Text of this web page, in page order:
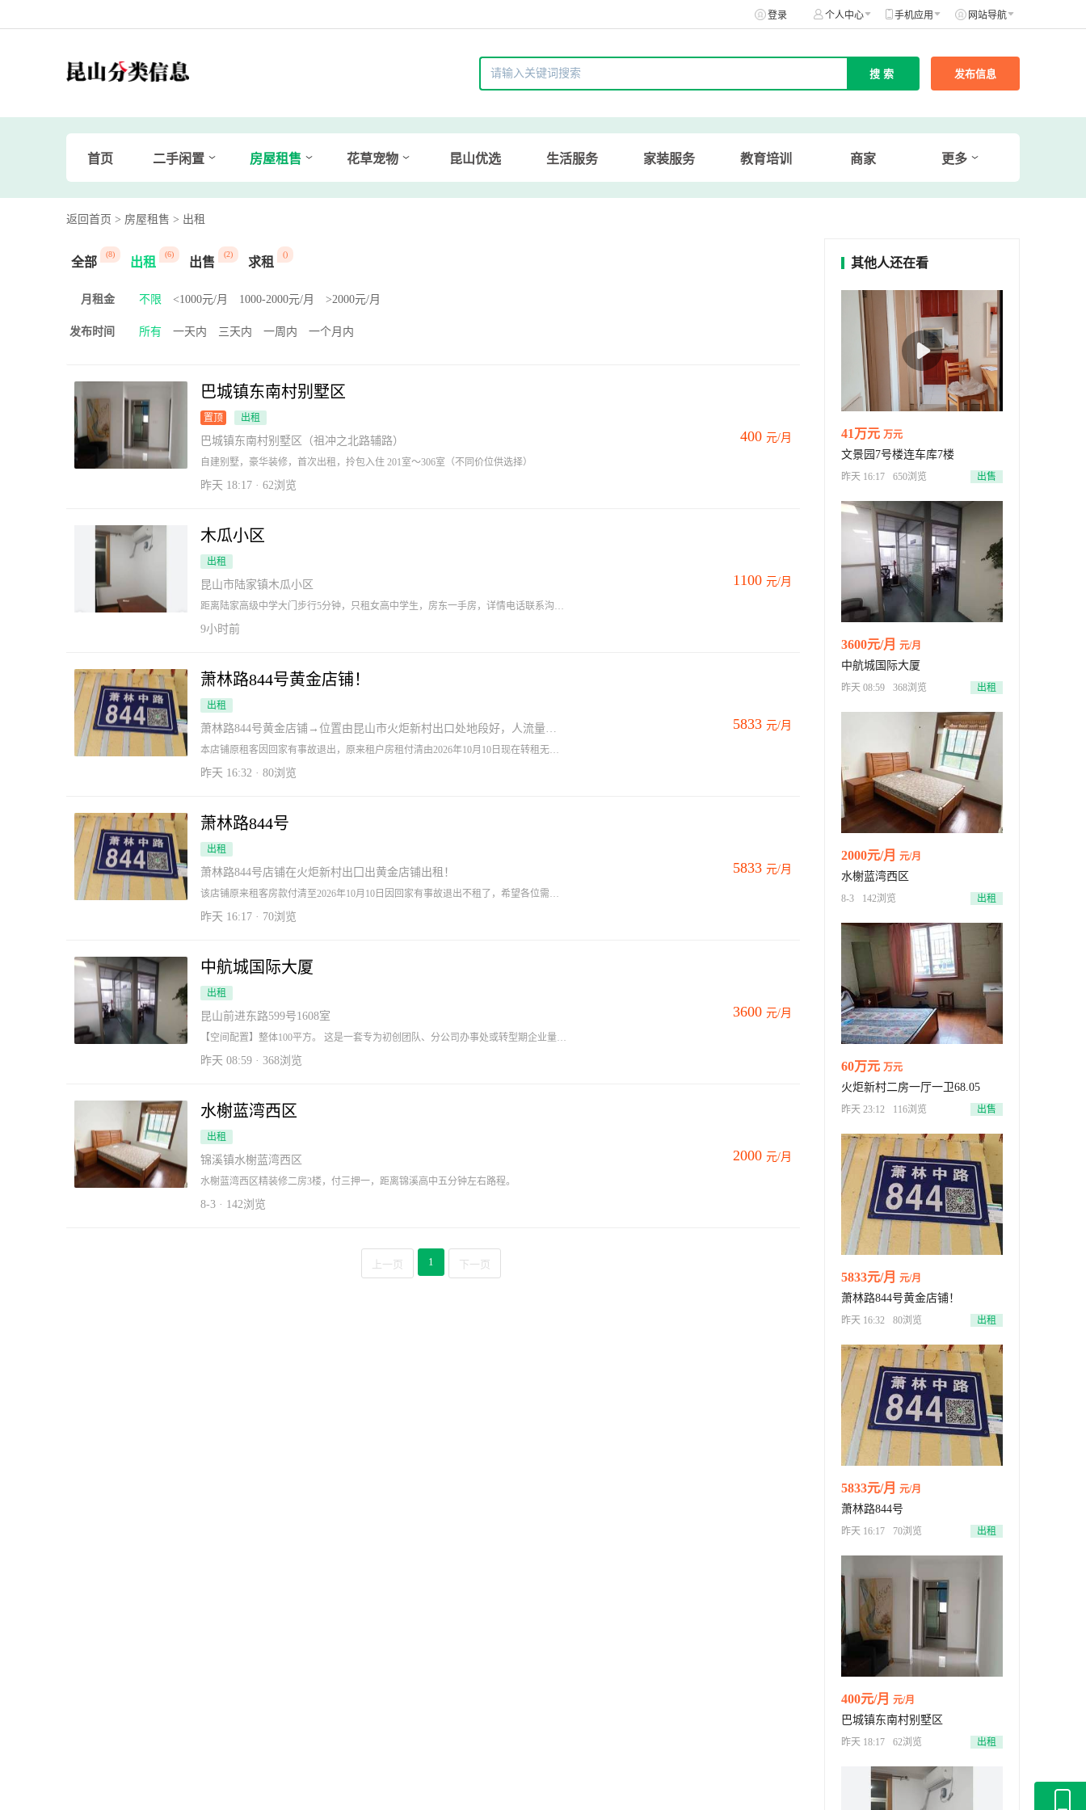
登录 个人中心 手机应用 网站导航
发布信息
首页 二手闲置 房屋租售 花草宠物 昆山优选 生活服务 家装服务 教育培训 商家 更多
返回首页 > 房屋租售 > 出租
全部
(8)
出租
(6)
出售
(2)
求租
()
月租金 不限 <1000元/月 1000-2000元/月 >2000元/月
发布时间 所有 一天内 三天内 一周内 一个月内
巴城镇东南村别墅区
置顶 出租
巴城镇东南村别墅区（祖冲之北路辅路）
自建别墅，豪华装修，首次出租，拎包入住 201室～306室（不同价位供选择）
昨天 18:17 · 62浏览
400 元/月
木瓜小区
出租
昆山市陆家镇木瓜小区
距离陆家高级中学大门步行5分钟，只租女高中学生，房东一手房，详情电话联系沟
9小时前
1100 元/月
萧林路844号黄金店铺！
出租
萧林路844号黄金店铺→位置由昆山市火炬新村出口处地段好，人流量大
希望有意向诚意与房东联系→☎️13915757623
本店铺原租客因回家有事故退出，原来租户房租付清由2026年10月10日现在转租无转
昨天 16:32 · 80浏览
5833 元/月
萧林路844号
出租
萧林路844号店铺在火炬新村出囗出黄金店铺出租！
该店铺原来租客房款付清至2026年10月10日因回家有事故退出不租了，希望各位需要
昨天 16:17 · 70浏览
5833 元/月
中航城国际大厦
出租
昆山前进东路599号1608室
【空间配置】整体100平方。 这是一套专为初创团队、分公司办事处或转型期企业量身
议室：可容纳6-8人，配备会议桌椅，满足日常例会需求。 员工开放区：规划6个标准
昨天 08:59 · 368浏览
3600 元/月
水榭蓝湾西区
出租
锦溪镇水榭蓝湾西区
水榭蓝湾西区精装修二房3楼，付三押一，距离锦溪高中五分钟左右路程。
8-3 · 142浏览
2000 元/月
上一页 1 下一页
其他人还在看
41万元 万元
文景园7号楼连车库7楼
昨天 16:17 650浏览 出售
3600元/月 元/月
中航城国际大厦
昨天 08:59 368浏览 出租
2000元/月 元/月
水榭蓝湾西区
8-3 142浏览 出租
60万元 万元
火炬新村二房一厅一卫68.05
昨天 23:12 116浏览 出售
5833元/月 元/月
萧林路844号黄金店铺！
昨天 16:32 80浏览 出租
5833元/月 元/月
萧林路844号
昨天 16:17 70浏览 出租
400元/月 元/月
巴城镇东南村别墅区
昨天 18:17 62浏览 出租